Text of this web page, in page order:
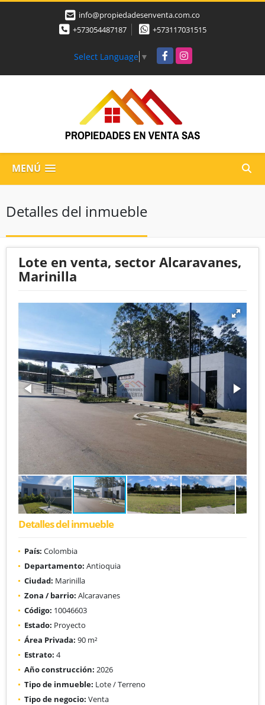
info@propiedadesenventa.com.co
+573054487187
+573117031515
Select Language ▼ FacebookInstagram
MENÚ
Detalles del inmueble
Lote en venta, sector Alcaravanes,
Marinilla
Detalles del inmueble
País: Colombia
Departamento: Antioquia
Ciudad: Marinilla
Zona / barrio: Alcaravanes
Código: 10046603
Estado: Proyecto
Área Privada: 90 m²
Estrato: 4
Año construcción: 2026
Tipo de inmueble: Lote / Terreno
Tipo de negocio: Venta